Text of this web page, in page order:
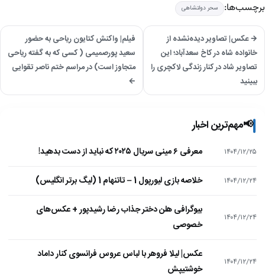
برچسب‌ها: سحر دولتشاهی
→ عکس| تصاویر دیده‌نشده از
خانواده شاه در کاخ سعدآباد؛ این
تصاویر شاد در کنار زندگی لاکچری را
ببینید
فیلم| واکنش کتایون ریاحی به حضور
سعید پورصمیمی ( کسی که به گفته ریاحی
متجاوز است) در مراسم ختم ناصر تقوایی
←
📢مهم‌ترین اخبار
۱۴۰۴/۱۲/۲۵ معرفی ۶ مینی سریال ۲۰۲۵ که نباید از دست بدهید!
۱۴۰۴/۱۲/۲۴ خلاصه بازی لیورپول 1 – تاتنهام 1 (لیگ برتر انگلیس)
۱۴۰۴/۱۲/۲۴
بیوگرافی هلن دختر جذاب رضا رشیدپور + عکس‌های
خصوصی
۱۴۰۴/۱۲/۲۴
عکس| لیلا فروهر با لباس عروس فرانسوی کنار داماد
خوشتیپش